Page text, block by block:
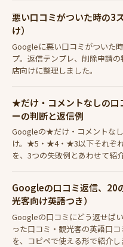
悪い口コミがついた時の3
け）
Googleに悪い口コミがついた
プ。返信テンプレ、削除申請
店向けに整理しました。
★だけ・コメントなしの口
ーの判断と返信例
Googleの★だけ・コメントな
け。★5・★4・★3以下それぞ
を、3つの失敗例とあわせて紹介
Googleの口コミ返信、20
光客向け英語つき）
Googleの口コミにどう返せば
った口コミ・観光客の英語口
を、コピペで使える形で紹介し